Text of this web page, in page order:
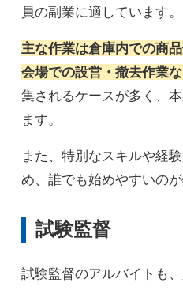
員の副業に適しています。
主な作業は倉庫内での商
会場での設営・撤去作業な
集されるケースが多く、
ます。
また、特別なスキルや経
め、誰でも始めやすいのが
試験監督
試験監督のアルバイトも